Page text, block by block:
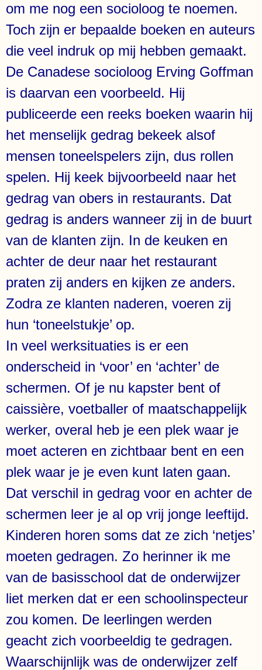
om me nog een socioloog te noemen.
Toch zijn er bepaalde boeken en auteurs
die veel indruk op mij hebben gemaakt.
De Canadese socioloog Erving Goffman
is daarvan een voorbeeld. Hij
publiceerde een reeks boeken waarin hij
het menselijk gedrag bekeek alsof
mensen toneelspelers zijn, dus rollen
spelen. Hij keek bijvoorbeeld naar het
gedrag van obers in restaurants. Dat
gedrag is anders wanneer zij in de buurt
van de klanten zijn. In de keuken en
achter de deur naar het restaurant
praten zij anders en kijken ze anders.
Zodra ze klanten naderen, voeren zij
hun ‘toneelstukje’ op.
In veel werksituaties is er een
onderscheid in ‘voor’ en ‘achter’ de
schermen. Of je nu kapster bent of
caissière, voetballer of maatschappelijk
werker, overal heb je een plek waar je
moet acteren en zichtbaar bent en een
plek waar je je even kunt laten gaan.
Dat verschil in gedrag voor en achter de
schermen leer je al op vrij jonge leeftijd.
Kinderen horen soms dat ze zich ‘netjes’
moeten gedragen. Zo herinner ik me
van de basisschool dat de onderwijzer
liet merken dat er een schoolinspecteur
zou komen. De leerlingen werden
geacht zich voorbeeldig te gedragen.
Waarschijnlijk was de onderwijzer zelf